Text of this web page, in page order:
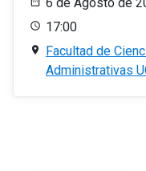
17:00
Facultad de
Administrativas